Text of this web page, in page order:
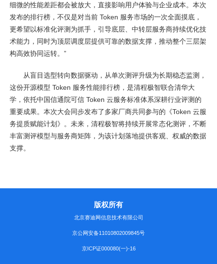
细微的性能差距都会被放大，直接影响用户体验与企业成本。本次
发布的排行榜，不仅是对当前 Token 服务市场的一次全面摸底，
更希望以标准化评测为抓手，引导底层、中转层服务商持续优化技
术能力，同时为顶层调度层提供可靠的数据支撑，推动整个三层架
构高效协同运转。”
从盲目选型转向数据驱动，从单次测评升级为长期稳态监测，
这份开源模型 Token 服务性能排行榜，是清程极智联合清华大
学，依托中国信通院可信 Token 云服务标准体系深耕行业评测的
重要成果。本次大会同步发布了多家厂商共同参与的《Token 云服
务提质赋能计划》。未来，清程极智将持续开展常态化测评，不断
丰富测评模型与服务商矩阵，为该计划落地提供客观、权威的数据
支撑。
版权所有
北京赛迪网信息技术有限公司
京公网安备11010802009845号
京ICP证000080(一)-16